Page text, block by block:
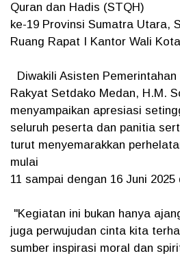
Quran dan Hadis (STQH)
ke-19 Provinsi Sumatra Utara,
Ruang Rapat I Kantor Wali
Diwakili Asisten
Rakyat Setdako Medan, H.M.
menyampaikan apresiasi
seluruh peserta dan panitia
turut menyemarakkan
mulai
11 sampai dengan 16 Juni
"Kegiatan ini bukan hanya
juga perwujudan cinta kita
sumber inspirasi moral dan